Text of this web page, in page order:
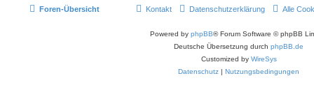
Foren-Übersicht Alle
Datenschutzerklärung
Kontakt
Powered by phpBB® Forum Software © phpBB
Deutsche Übersetzung durch phpBB.de
Customized by WireSys
Datenschutz | Nutzungsbedingungen